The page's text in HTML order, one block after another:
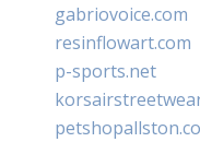
gabriovoice.com
resinflowart.com
p-sports.net